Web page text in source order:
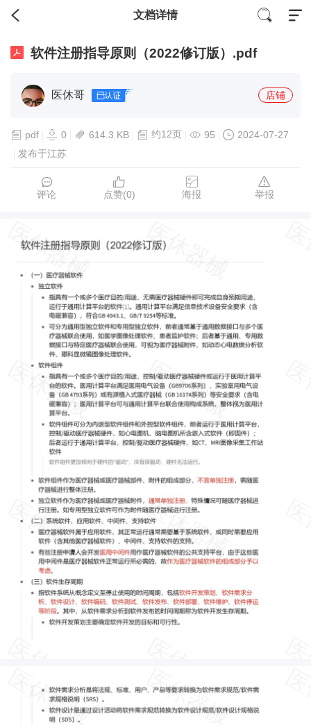
文档详情
软件注册指导原则（2022修订版）.pdf
医休哥 店铺
pdf 0 614.3 KB 约12页 95
2024-07-27
发布于江苏
评论 点赞(0) 海报 举报